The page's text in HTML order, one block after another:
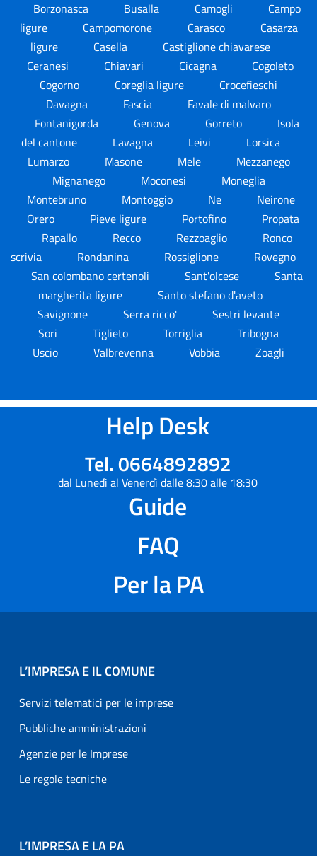
Borzonasca
Busalla Camogli
Campo
ligure
Campomorone Carasco
Casarza
ligure
Casella
Castiglione chiavarese
Ceranesi
Chiavari Cicagna
Cogoleto
Cogorno
Coreglia ligure
Crocefieschi
Davagna
Fascia
Favale di malvaro
Fontanigorda
Genova Gorreto
Isola
del cantone
Lavagna Leivi
Lorsica
Lumarzo
Masone Mele
Mezzanego
Mignanego
Moconesi
Moneglia
Montebruno
Montoggio Ne
Neirone
Orero
Pieve ligure Portofino
Propata
Rapallo
Recco Rezzoaglio
Ronco
scrivia
Rondanina Rossiglione
Rovegno
San colombano certenoli
Sant'olcese
Santa
margherita ligure
Santo stefano d'aveto
Savignone
Serra ricco'
Sestri levante
Sori
Tiglieto Torriglia
Tribogna
Uscio
Valbrevenna Vobbia Zoagli
Help Desk
Tel. 0664892892
dal Lunedì al Venerdì dalle 8:30 alle 18:30
Guide
FAQ
Per la PA
L’IMPRESA E IL COMUNE
Servizi telematici per le imprese
Pubbliche amministrazioni
Agenzie per le Imprese
Le regole tecniche
L’IMPRESA E LA PA